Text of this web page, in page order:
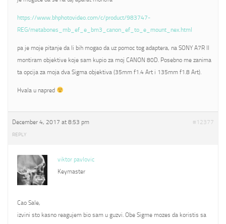
https://www.bhphotovideo.com/c/product/983747-
REG/metabones_mb_ef_e_bm3_canon_ef_to_e_mount_nex.html
pa je moje pitanje da li bih mogao da uz pomoc tog adaptera, na SONY A7R II
montiram objektive koje sam kupio za moj CANON 80D. Posebno me zanima
ta opcija za moja dva Sigma objektiva (35mm f1.4 Art i 135mm f1.8 Art).
Hvala u napred
December 4, 2017 at 8:53 pm #12377
REPLY
viktor pavlovic
Keymaster
Cao Sale,
izvini sto kasno reagujem bio sam u guzvi. Obe Sigme mozes da koristis sa